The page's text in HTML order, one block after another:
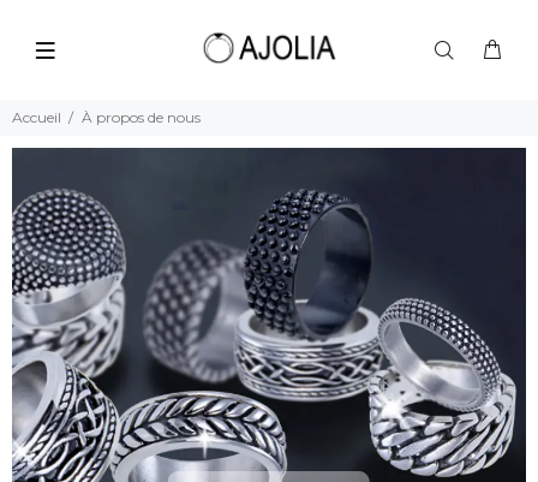
Accueil À propos de nous